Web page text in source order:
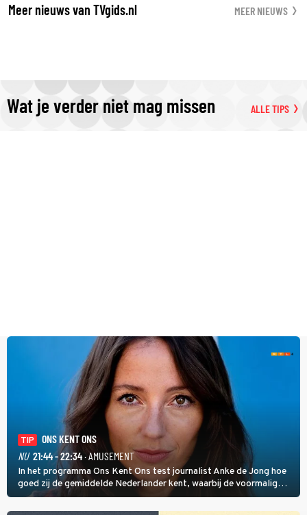
Meer nieuws van TVgids.nl MEER NIEUWS
Wat je verder niet mag missen ALLE TIPS
TIP
ONS KENT ONS
NU 21:44 - 22:34· AMUSEMENT
In het programma Ons Kent Ons test journalist Anke de Jong hoe
goed zij de gemiddelde Nederlander kent, waarbij de voormalig
hoofdredacteur van modebladen Glamour en Elle het samen met
rapper Keizer opneemt tegen Edson da Graça en Marc-Marie